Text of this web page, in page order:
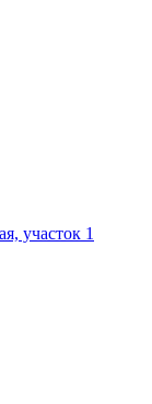
участок 1